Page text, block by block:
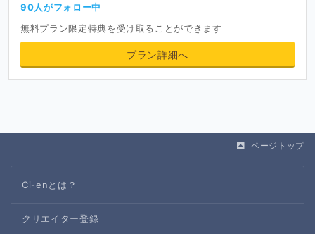
90人がフォロー中
無料プラン限定特典を受け取ることができます
プラン詳細へ
ページトップ
Ci-enとは？
クリエイター登録